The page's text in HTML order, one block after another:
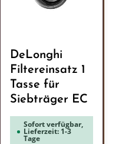
DeLonghi
Filtereinsatz 1
Tasse für
Siebträger EC
Sofort verfügbar,
Lieferzeit: 1-3
Tage